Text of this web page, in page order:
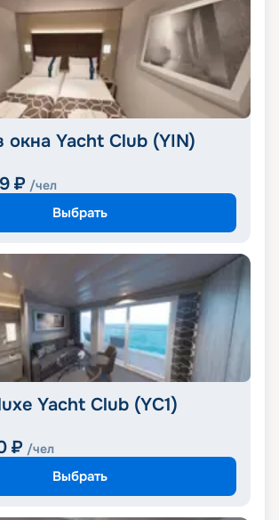
окна Yacht Club (YIN)
₽ /чел
Выбрать
Yacht Club (YC1)
₽ /чел
Выбрать